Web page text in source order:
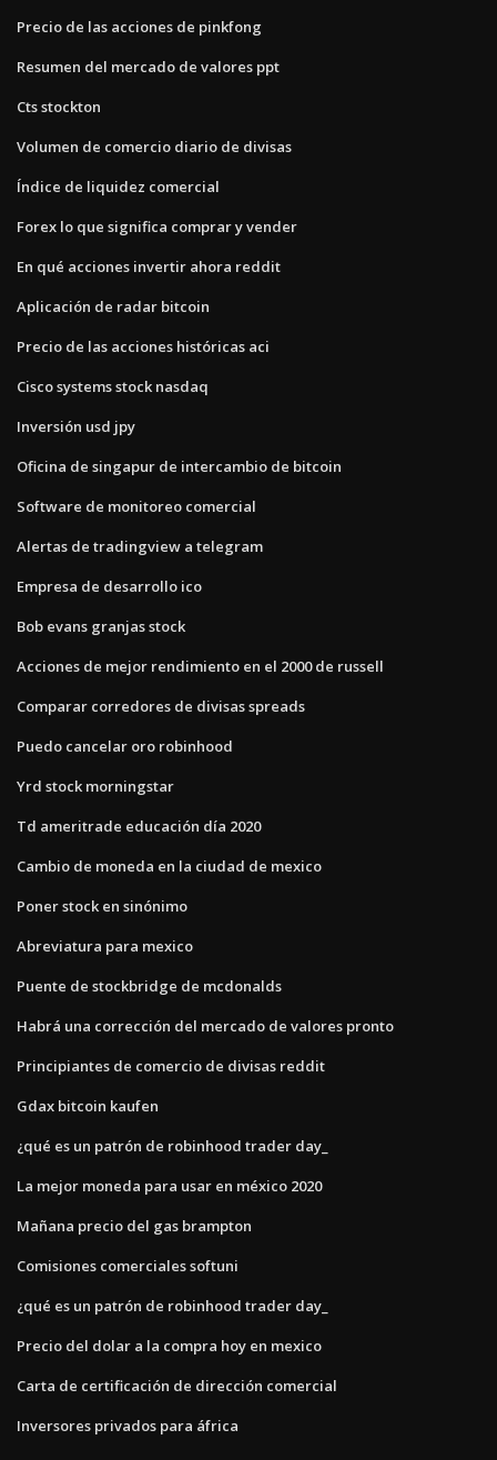
Precio de las acciones de pinkfong
Resumen del mercado de valores ppt
Cts stockton
Volumen de comercio diario de divisas
Índice de liquidez comercial
Forex lo que significa comprar y vender
En qué acciones invertir ahora reddit
Aplicación de radar bitcoin
Precio de las acciones históricas aci
Cisco systems stock nasdaq
Inversión usd jpy
Oficina de singapur de intercambio de bitcoin
Software de monitoreo comercial
Alertas de tradingview a telegram
Empresa de desarrollo ico
Bob evans granjas stock
Acciones de mejor rendimiento en el 2000 de russell
Comparar corredores de divisas spreads
Puedo cancelar oro robinhood
Yrd stock morningstar
Td ameritrade educación día 2020
Cambio de moneda en la ciudad de mexico
Poner stock en sinónimo
Abreviatura para mexico
Puente de stockbridge de mcdonalds
Habrá una corrección del mercado de valores pronto
Principiantes de comercio de divisas reddit
Gdax bitcoin kaufen
¿qué es un patrón de robinhood trader day_
La mejor moneda para usar en méxico 2020
Mañana precio del gas brampton
Comisiones comerciales softuni
¿qué es un patrón de robinhood trader day_
Precio del dolar a la compra hoy en mexico
Carta de certificación de dirección comercial
Inversores privados para áfrica